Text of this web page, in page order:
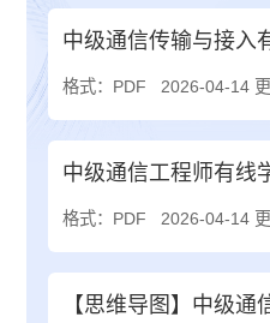
中级通信传输与接入
格式：PDF 2026-04-14
中级通信工程师有线
格式：PDF 2026-04-14
【思维导图】中级